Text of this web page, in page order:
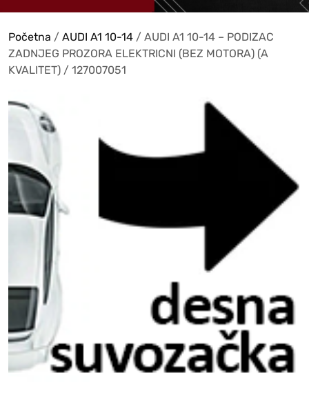
Početna / AUDI A1 10-14 / AUDI A1 10-14 – PODIZAC
ZADNJEG PROZORA ELEKTRICNI (BEZ MOTORA) (A
KVALITET) / 127007051